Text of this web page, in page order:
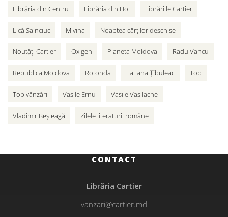
Librăria din Centru Librăria din Hol Librăriile Cartier
Lică Sainciuc Mivina Noaptea cărților deschise
Noutăți Cartier Oxigen Planeta Moldova Radu Vancu
Republica Moldova Rotonda Tatiana Țîbuleac Top
Top vânzări Vasile Ernu Vasile Vasilache
Vladimir Beșleagă Zilele literaturii române
CONTACT
Librăria Cartier
vanzari@cartier.md